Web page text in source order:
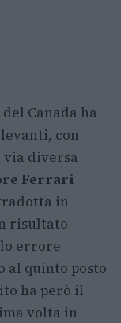
Canada ha
con
via diversa
Ferrari
in
risultato
errore
al quinto posto
ha però il
volta in